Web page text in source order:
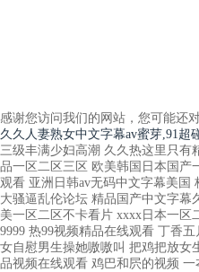
感谢您访问我们的网站，您可能还
久久人妻熟女中文字幕av蜜芽,91超